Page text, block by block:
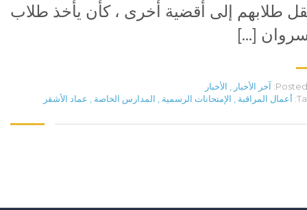
طلابهم إلى أقضية أخرى ، كأن يأخذ طلاب
[…]
Posted آخر الأخبار
الأخبار
أعمال المراقبة الإمتحانات الرسمية المدارس الخاصة عماد الأشقر